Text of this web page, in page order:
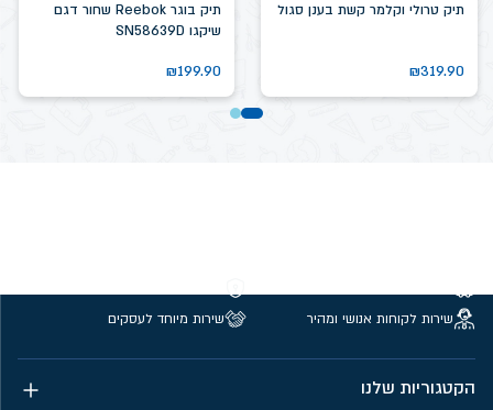
תיק טרולי וקלמר קשת בענן סגול
₪319.90
תיק בוגר Reebok שחור דגם
שיקגו SN58639D
₪199.90
שירות לקוחות אנושי ומהיר
שירות מיוחד לעסקים
הקטגוריות שלנו